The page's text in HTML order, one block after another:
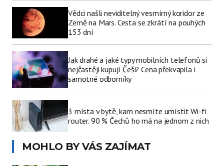
Vědci našli neviditelný vesmírný koridor ze
Země na Mars. Cesta se zkrátí na pouhých
153 dní
Jak drahé a jaké typy mobilních telefonů si
nejčastěji kupují Češi? Cena překvapila i
samotné odborníky
3 místa v bytě, kam nesmíte umístit Wi-fi
router. 90 % Čechů ho má na jednom z nich
MOHLO BY VÁS ZAJÍMAT